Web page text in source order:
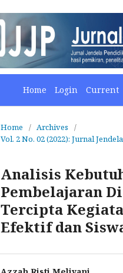
Home Login Current
Home / Archives
/
Vol. 2 No. 02 (2022): Jurnal
Analisis
Pembelajaran
Tercipta
Efektif dan